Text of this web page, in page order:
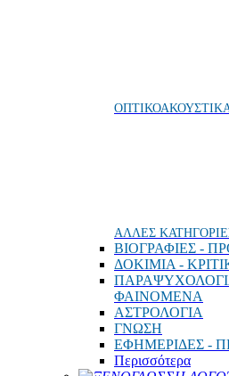
ΑΛΛΕΣ
ΒΙΟΓΡΑΦΙΕΣ -
ΔΟΚΙΜΙΑ -
ΦΑΙΝΟΜΕΝΑ
ΑΣΤΡΟΛΟΓΙΑ
ΓΝΩΣΗ
ΕΦΗΜΕΡΙΔΕΣ -
Περισσότερα